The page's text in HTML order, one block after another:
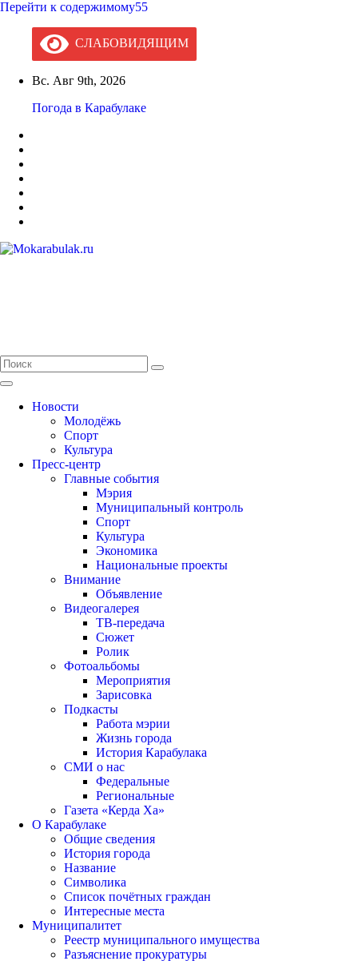
Перейти к содержимому55
СЛАБОВИДЯЩИМ
Вс. Авг 9th, 2026
Погода в Карабулаке
Новости
Молодёжь
Спорт
Культура
Пресс-центр
Главные события
Мэрия
Муниципальный контроль
Спорт
Культура
Экономика
Национальные проекты
Внимание
Объявление
Видеогалерея
ТВ-передача
Сюжет
Ролик
Фотоальбомы
Мероприятия
Зарисовка
Подкасты
Работа мэрии
Жизнь города
История Карабулака
СМИ о нас
Федеральные
Региональные
Газета «Керда Ха»
О Карабулаке
Общие сведения
История города
Название
Символика
Список почётных граждан
Интересные места
Муниципалитет
Реестр муниципального имущества
Разъяснение прокуратуры